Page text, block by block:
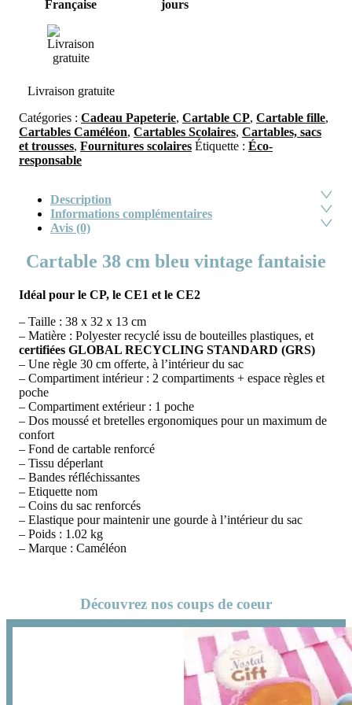
Française jours
Livraison gratuite
Catégories : Cadeau Papeterie, Cartable CP, Cartable fille,
Cartables Caméléon, Cartables Scolaires, Cartables, sacs
et trousses, Fournitures scolaires Étiquette : Éco-
responsable
Description
Informations complémentaires
Avis (0)
Cartable 38 cm bleu vintage fantaisie
Idéal pour le CP, le CE1 et le CE2
– Taille : 38 x 32 x 13 cm
– Matière : Polyester recyclé issu de bouteilles plastiques, et
certifiées GLOBAL RECYCLING STANDARD (GRS)
– Une règle 30 cm offerte, à l’intérieur du sac
– Compartiment intérieur : 2 compartiments + espace règles et
poche
– Compartiment extérieur : 1 poche
– Dos moussé et bretelles ergonomiques pour un maximum de
confort
– Fond de cartable renforcé
– Tissu déperlant
– Bandes réfléchissantes
– Etiquette nom
– Coins du sac renforcés
– Elastique pour maintenir une gourde à l’intérieur du sac
– Poids : 1.02 kg
– Marque : Caméléon
Découvrez nos coups de coeur